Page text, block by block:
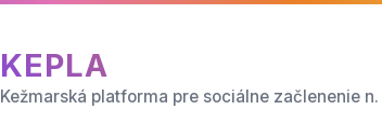
KEPLA
Kežmarská platforma pre sociálne začlenenie n.